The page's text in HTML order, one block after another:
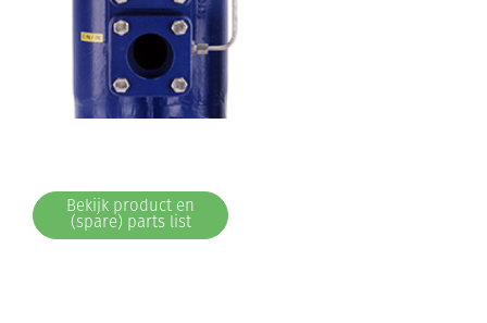
Bekijk product en
(spare) parts list